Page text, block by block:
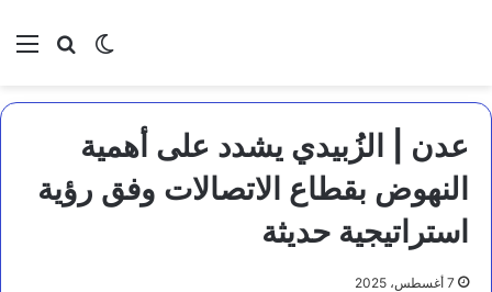
بحثالوضع
عدن | الزُبيدي يشدد على أهمية
النهوض بقطاع الاتصالات وفق رؤية
استراتيجية حديثة
7 أغسطس، 2025